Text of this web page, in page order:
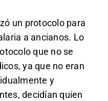
un protocolo para
a ancianos. Lo
que no se
ya que no eran
y
decidían quien